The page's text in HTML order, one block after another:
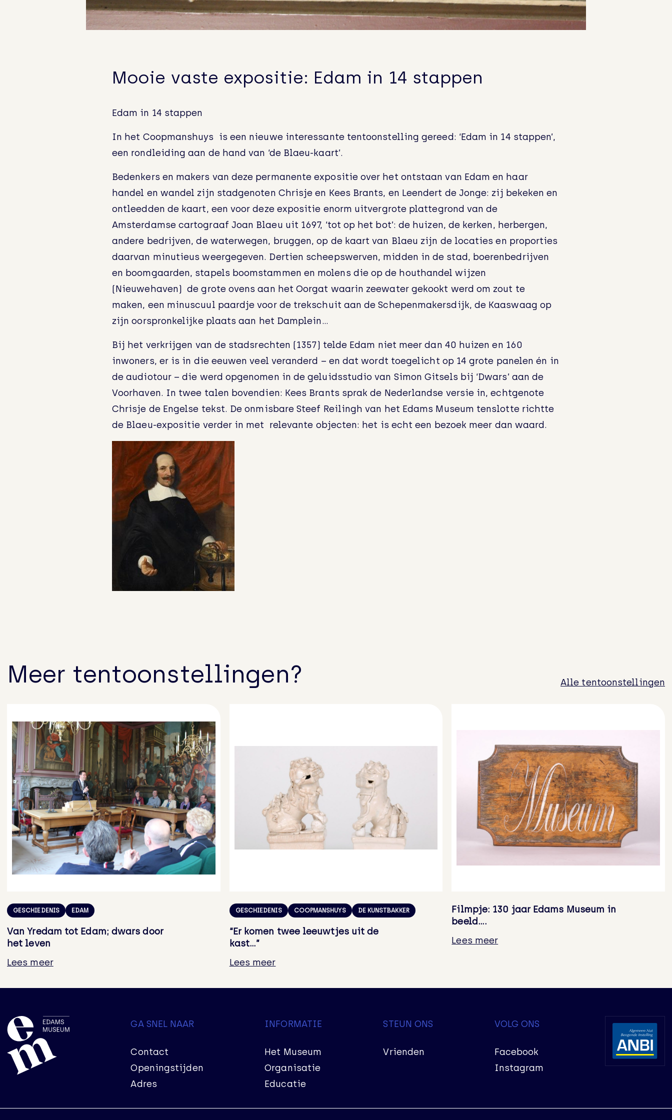
Ruimte voor groei – en bloei!
Geweldige lezing, geslaagde Vriendenactie!
Mooie vaste expositie: Edam in 14 stappen
Edam in 14 stappen
In het Coopmanshuys is een nieuwe interessante tentoonstelling gereed: ‘Edam in 14 stappen’,
een rondleiding aan de hand van ‘de Blaeu-kaart’.
Bedenkers en makers van deze permanente expositie over het ontstaan van Edam en haar
handel en wandel zijn stadgenoten Chrisje en Kees Brants, en Leendert de Jonge: zij bekeken en
ontleedden de kaart, een voor deze expositie enorm uitvergrote plattegrond van de
Amsterdamse cartograaf Joan Blaeu uit 1697, ‘tot op het bot’: de huizen, de kerken, herbergen,
andere bedrijven, de waterwegen, bruggen, op de kaart van Blaeu zijn de locaties en proporties
daarvan minutieus weergegeven. Dertien scheepswerven, midden in de stad, boerenbedrijven
en boomgaarden, stapels boomstammen en molens die op de houthandel wijzen
(Nieuwehaven) de grote ovens aan het Oorgat waarin zeewater gekookt werd om zout te
maken, een minuscuul paardje voor de trekschuit aan de Schepenmakersdijk, de Kaaswaag op
zijn oorspronkelijke plaats aan het Damplein…
Bij het verkrijgen van de stadsrechten (1357) telde Edam niet meer dan 40 huizen en 160
inwoners, er is in die eeuwen veel veranderd – en dat wordt toegelicht op 14 grote panelen én in
de audiotour – die werd opgenomen in de geluidsstudio van Simon Gitsels bij ‘Dwars’ aan de
Voorhaven. In twee talen bovendien: Kees Brants sprak de Nederlandse versie in, echtgenote
Chrisje de Engelse tekst. De onmisbare Steef Reilingh van het Edams Museum tenslotte richtte
de Blaeu-expositie verder in met relevante objecten: het is echt een bezoek meer dan waard.
Meer tentoonstellingen? Alle tentoonstellingen
GESCHIEDENIS EDAM
Van Yredam tot Edam; dwars door
het leven
Lees meer
GESCHIEDENIS COOPMANSHUYS DE KUNSTBAKKER
“Er komen twee leeuwtjes uit de
kast…”
Lees meer
Filmpje: 130 jaar Edams Museum in
beeld….
Lees meer
GA SNEL NAAR
Contact
Openingstijden
Adres
INFORMATIE
Het Museum
Organisatie
Educatie
STEUN ONS
Vrienden
VOLG ONS
Facebook
Instagram